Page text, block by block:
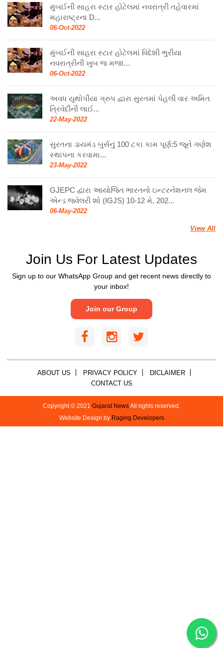
મુંબઈની સાહરા સ્ટાર હોટેલમાં નવરાત્રી તહેવારમાં
મહારાષ્ટ્રના D...
06-Oct-2022
મુંબઈની સાહરા સ્ટાર હોટેલમાં વિદેશી ભુરીયા
નવરાત્રીની ખુબ જ મજા...
06-Oct-2022
અવધ યુથોપીયા ગ્રુપ દ્વારા સુરતમાં પેહલી વાર અમિત
ત્રિવેદીની લાઈ...
22-May-2022
સુરતના ડાયમંડ બુર્સનું 100 ટકા કામ પૂર્ણ:5 જૂને ગણેશ
સ્થાપના કરવામા...
23-May-2022
GJEPC દ્વારા આયોજિત ભારતનો ઇન્ટરનેશનલ જેમ
એન્ડ જ્વેલરી શો (IGJS) 10-12 મે, 202...
06-May-2022
View All
Join Us For Latest Updates
Sign up to our WhatsApp Group and get recent news directly to
your inbox!
Join our Group
ABOUT US PRIVACY POLICY
DICLAIMER
CONTACT US
Copyright © 2021 Gujarat NewsAll rights reserved.
Website Design by Raging Developers